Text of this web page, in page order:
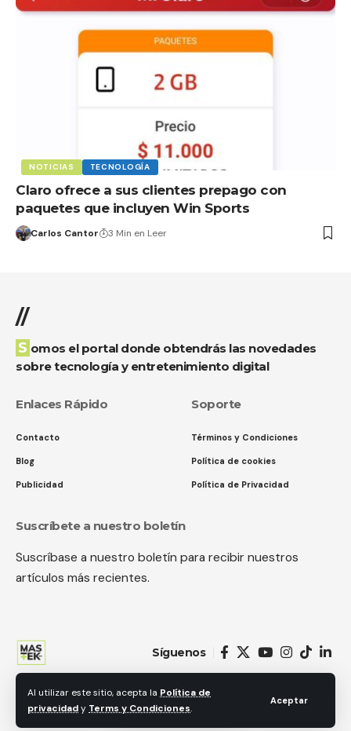
Al utilizar este sitio, acepta la Política de
privacidady Terms y Condiciones.
Aceptar
NOTICIAS TECNOLOGÍA
Claro ofrece a sus clientes prepago con
paquetes que incluyen Win Sports
Carlos Cantor 3 Min en Leer
//
Somos el portal donde obtendrás las novedades
sobre tecnología y entretenimiento digital
Enlaces Rápido
Contacto
Blog
Publicidad
Soporte
Términos y Condiciones
Política de cookies
Política de Privacidad
Suscríbete a nuestro boletín
Suscríbase a nuestro boletín para recibir nuestros
artículos más recientes.
Síguenos
© 2018 MastekHw Service International. LLc. Todos los derechos
reservados.